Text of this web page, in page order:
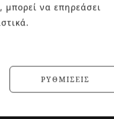
να επηρεάσει
ΡΥΘΜΊΣΕΙΣ